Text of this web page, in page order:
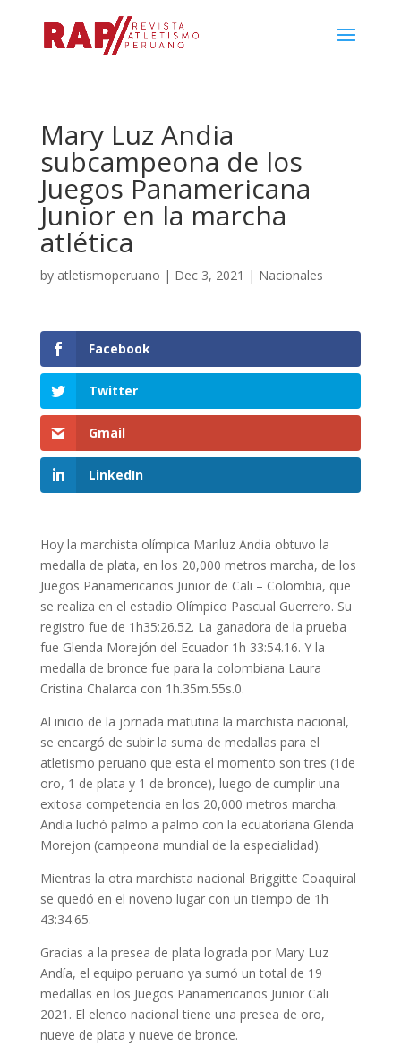
Mary Luz Andia
subcampeona de los
Juegos Panamericana
Junior en la marcha
atlética
by atletismoperuano | Dec 3, 2021 | Nacionales
Facebook
Twitter
Gmail
LinkedIn
Hoy la marchista olímpica Mariluz Andia obtuvo la
medalla de plata, en los 20,000 metros marcha, de los
Juegos Panamericanos Junior de Cali – Colombia, que
se realiza en el estadio Olímpico Pascual Guerrero. Su
registro fue de 1h35:26.52. La ganadora de la prueba
fue Glenda Morejón del Ecuador 1h 33:54.16. Y la
medalla de bronce fue para la colombiana Laura
Cristina Chalarca con 1h.35m.55s.0.
Al inicio de la jornada matutina la marchista nacional,
se encargó de subir la suma de medallas para el
atletismo peruano que esta el momento son tres (1de
oro, 1 de plata y 1 de bronce), luego de cumplir una
exitosa competencia en los 20,000 metros marcha.
Andia luchó palmo a palmo con la ecuatoriana Glenda
Morejon (campeona mundial de la especialidad).
Mientras la otra marchista nacional Briggitte Coaquiral
se quedó en el noveno lugar con un tiempo de 1h
43:34.65.
Gracias a la presea de plata lograda por Mary Luz
Andía, el equipo peruano ya sumó un total de 19
medallas en los Juegos Panamericanos Junior Cali
2021. El elenco nacional tiene una presea de oro,
nueve de plata y nueve de bronce.